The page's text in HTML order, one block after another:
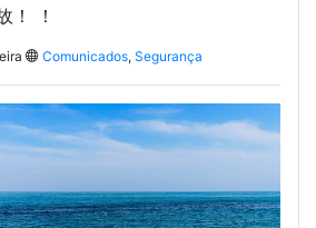
！ ！
Comunicados, Segurança